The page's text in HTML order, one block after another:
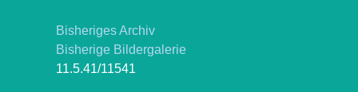
Bisheriges Archiv
Bisherige Bildergalerie
11.5.41/11541